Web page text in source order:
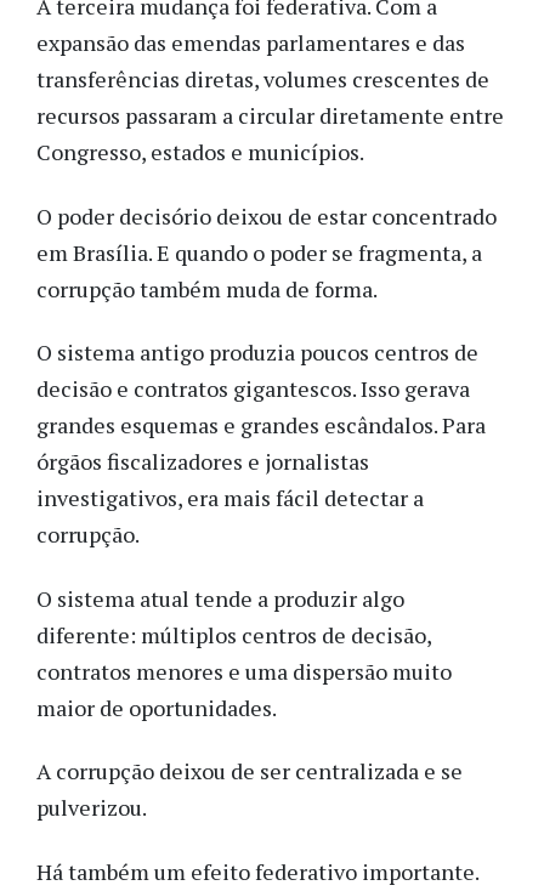
A terceira mudança foi federativa. Com a
expansão das emendas parlamentares e das
transferências diretas, volumes crescentes de
recursos passaram a circular diretamente entre
Congresso, estados e municípios.
O poder decisório deixou de estar concentrado
em Brasília. E quando o poder se fragmenta, a
corrupção também muda de forma.
O sistema antigo produzia poucos centros de
decisão e contratos gigantescos. Isso gerava
grandes esquemas e grandes escândalos. Para
órgãos fiscalizadores e jornalistas
investigativos, era mais fácil detectar a
corrupção.
O sistema atual tende a produzir algo
diferente: múltiplos centros de decisão,
contratos menores e uma dispersão muito
maior de oportunidades.
A corrupção deixou de ser centralizada e se
pulverizou.
Há também um efeito federativo importante.